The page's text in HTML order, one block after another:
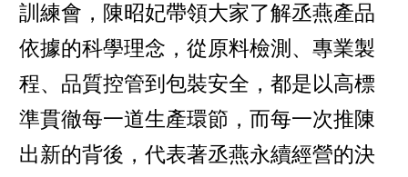
訓練會，陳昭妃帶領大家了解丞燕產品
依據的科學理念，從原料檢測、專業製
程、品質控管到包裝安全，都是以高標
準貫徹每一道生產環節，而每一次推陳
出新的背後，代表著丞燕永續經營的決